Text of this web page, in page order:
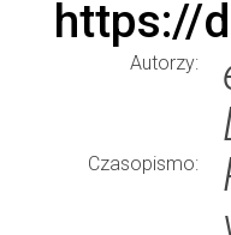
https://
Autorzy:
Czasopismo: